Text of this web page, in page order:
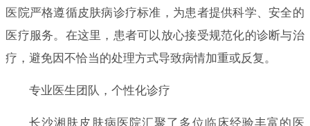
医院严格遵循皮肤病诊疗标准，为患者提供科学、安全的
医疗服务。在这里，患者可以放心接受规范化的诊断与治
疗，避免因不恰当的处理方式导致病情加重或反复。
专业医生团队，个性化诊疗
长沙湘肤皮肤病医院汇聚了多位临床经验丰富的医